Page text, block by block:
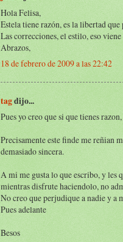
Hola Felisa,
Estela tiene razón, es la libertad
Las correcciones, el estilo, eso
Abrazos,
18 de febrero de 2009 a las 22:42
tagdijo...
Pues yo creo que si que tienes
Precisamente este finde me reñian
demasiado sincera.
A mi me gusta lo que escribo, y
mientras disfrute haciendolo, no
No creo que perjudique a nadie y a
Pues adelante
Besos